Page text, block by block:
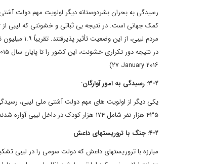
رسیدگی به بحران بشردوستانه دیگر اولویت مهم دولت
۲۷ January ۲۰۱۶)
۳-۲ : رسیدگی به امور آوارگان:
۴۳۵ هزار نفر شامل ۱۷۴ هزار کودک در داخل لیبی آواره شدند.
۴-۲ : جنگ با تروریست‏های داعش